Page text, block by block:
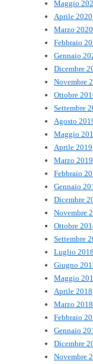
Maggio
Aprile 2020
Marzo 2020
Febbraio
Gennaio
Dicembre
Novembre
Ottobre
Settembre
Agosto
Maggio
Aprile 2019
Marzo 2019
Febbraio
Gennaio
Dicembre
Novembre
Ottobre
Settembre
Luglio 2018
Giugno
Maggio
Aprile 2018
Marzo 2018
Febbraio
Gennaio
Dicembre
Novembre